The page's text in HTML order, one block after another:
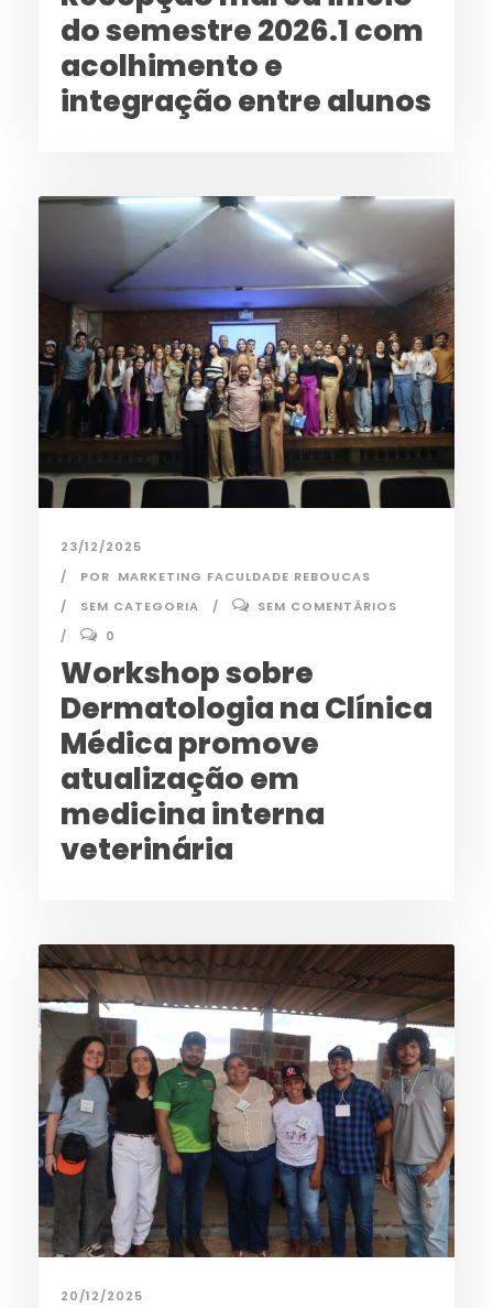
do semestre 2026.1 com
acolhimento e
integração entre alunos
23/12/2025
POR MARKETING FACULDADE REBOUCAS
SEM CATEGORIA
SEM COMENTÁRIOS
0
Workshop sobre
Dermatologia na Clínica
Médica promove
atualização em
medicina interna
veterinária
20/12/2025